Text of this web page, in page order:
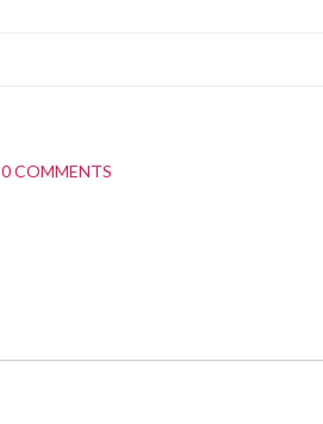
0 COMMENTS